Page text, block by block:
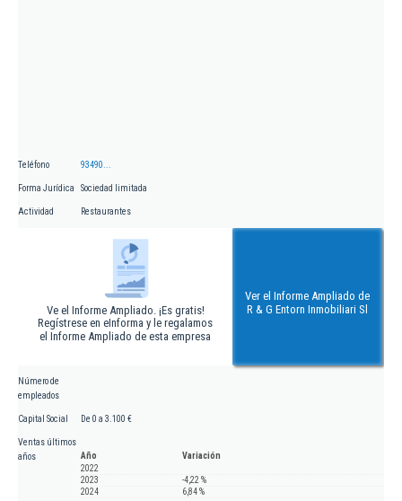
Teléfono 93490...
Forma Jurídica Sociedad limitada
Actividad Restaurantes
Ve el Informe Ampliado. ¡Es gratis!
Regístrese en eInforma y le regalamos
el Informe Ampliado de esta empresa
Ver el Informe Ampliado de
R & G Entorn Inmobiliari Sl
Número de
empleados
Capital Social De 0 a 3.100 €
Ventas últimos
años
Año
Variación
2022
2023
-4,22 %
2024
6,84 %